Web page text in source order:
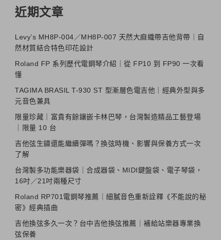
近期文章
Levy’s MH8P-004／MH8P-007 天然大麻織帶吉他背帶｜自
然材質結合特色印花設計
Roland FP 系列歷代電鋼琴介紹｜從 FP10 到 FP90 一次看
懂
TAGIMA BRASIL T-930 ST 型漸層色電吉他｜經典外型與多
元音色兼具
限量珍藏｜富貴有餘鑲嵌卡林巴琴，台灣製造精品工藝登場
｜限量 10 台
吉他弦生鏽還能繼續彈嗎？換弦時機、影響與保養方式一次
了解
台灣製多功能樂器袋｜合成器袋、MIDI鍵盤袋、電子琴袋，
16吋／21吋兩種尺寸
Roland RP701電鋼琴推薦｜細膩音色重新詮釋《不能說的秘
密》經典插曲
吉他換弦多久一次？台中吉他換弦推薦｜補給站樂器專業換
弦保養